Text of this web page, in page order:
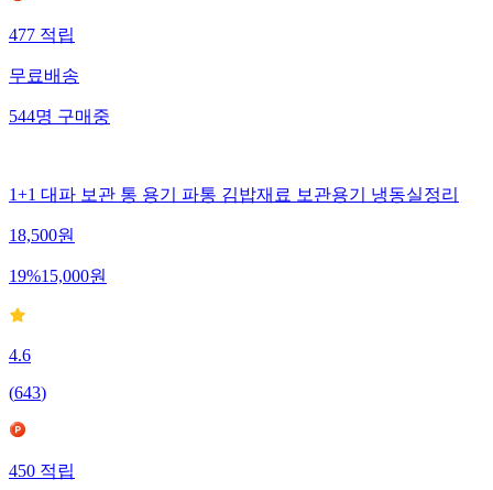
477적립
무료배송
544명구매중
1+1 대파 보관 통 용기 파통 김밥재료 보관용기 냉동실정리
18,500원
19%15,000원
4.6
(643)
450적립